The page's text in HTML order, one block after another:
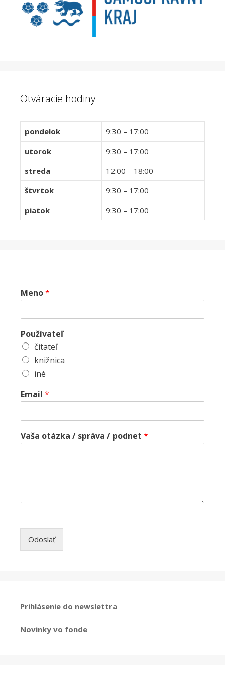
Otváracie hodiny
pondelok
9:30 – 17:00
utorok
9:30 – 17:00
streda
12:00 – 18:00
štvrtok
9:30 – 17:00
piatok
9:30 – 17:00
Meno*
Používateľ
čitateľ
knižnica
iné
Email *
Vaša otázka / správa / podnet *
Odoslať
Prihlásenie do newslettra
Novinky vo fonde